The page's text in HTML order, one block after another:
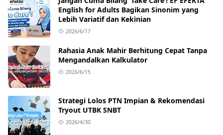
English for Adults Bagikan Sinonim yang
Lebih Variatif dan Kekinian
2026/6/17
Rahasia Anak Mahir Berhitung Cepat Tanpa
Mengandalkan Kalkulator
2026/6/15
Strategi Lolos PTN Impian & Rekomendasi
Tryout UTBK SNBT
2026/4/30